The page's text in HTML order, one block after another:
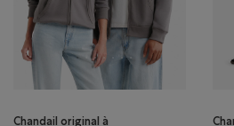
Chandail original à